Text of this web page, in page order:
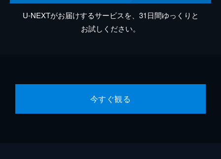
U-NEXTがお届けするサービスを、31日間ゆっくりと
お試しください。
今すぐ観る